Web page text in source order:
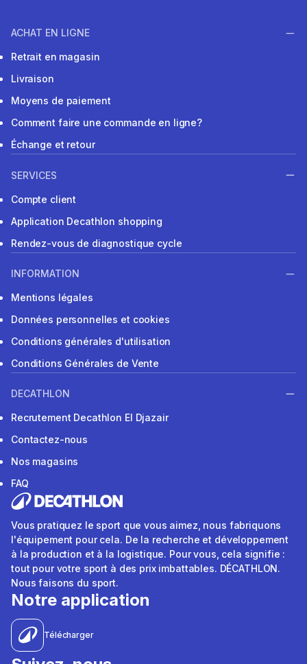
ACHAT EN LIGNE
Retrait en magasin
Livraison
Moyens de paiement
Comment faire une commande en ligne?
Échange et retour
SERVICES
Compte client
Application Decathlon shopping
Rendez-vous de diagnostique cycle
INFORMATION
Mentions légales
Données personnelles et cookies
Conditions générales d'utilisation
Conditions Générales de Vente
DECATHLON
Recrutement Decathlon El Djazair
Contactez-nous
Nos magasins
FAQ
Vous pratiquez le sport que vous aimez, nous fabriquons
l'équipement pour cela. De la recherche et développement
à la production et à la logistique. Pour vous, cela signifie :
tout pour votre sport à des prix imbattables. DÉCATHLON.
Nous faisons du sport.
Notre application
Télécharger